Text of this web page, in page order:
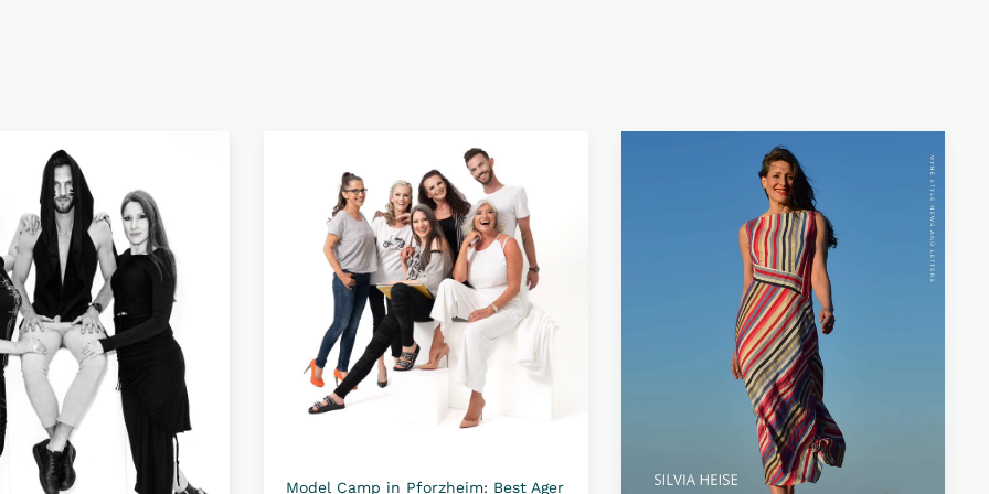
Model Camp in Pforzheim: Best Ager